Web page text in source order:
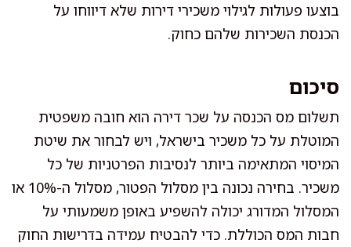
בוצעו פעולות לגילוי משכירי דירות שלא דיווחו על
הכנסת השכירות שלהם כחוק.
סיכום
תשלום מס הכנסה על שכר דירה הוא חובה משפטית
המוטלת על כל משכיר בישראל, ויש לבחור את שיטת
המיסוי המתאימה ביותר לנסיבות הפרטניות של כל
משכיר. בחירה נכונה בין מסלול הפטור, מסלול ה-10% או
המסלול המדורג יכולה להשפיע באופן משמעותי על
חבות המס הכוללת. כדי להבטיח עמידה בדרישות החוק